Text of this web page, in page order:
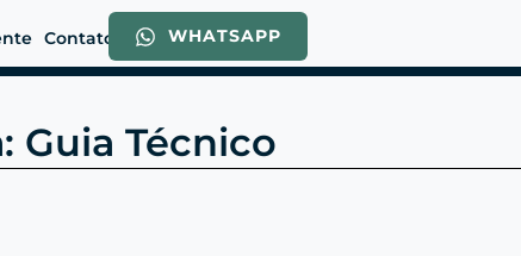
Contato WHATSAPP
Guia Técnico